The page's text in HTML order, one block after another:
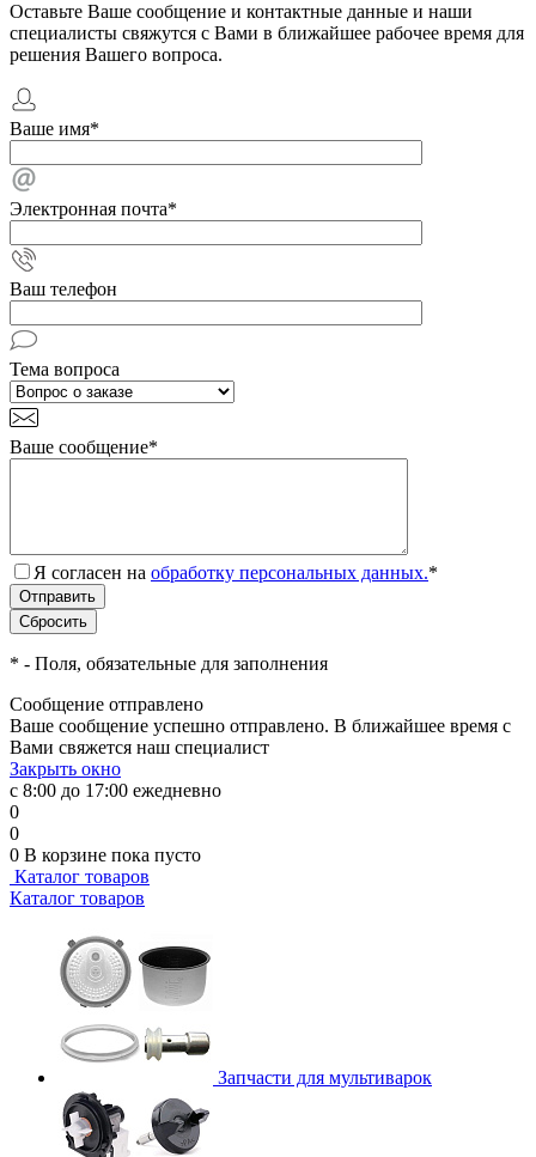
Оставьте Ваше сообщение и контактные данные и наши
специалисты свяжутся с Вами в ближайшее рабочее время для
решения Вашего вопроса.
Ваше имя*
Электронная почта*
Ваш телефон
Тема вопроса
Ваше сообщение*
Я согласен на обработку персональных данных.*
* - Поля, обязательные для заполнения
Сообщение отправлено
Ваше сообщение успешно отправлено. В ближайшее время с
Вами свяжется наш специалист
Закрыть окно
с 8:00 до 17:00 ежедневно
0
0
0 В корзине пока пусто
Каталог товаров
Каталог товаров
Запчасти для мультиварок